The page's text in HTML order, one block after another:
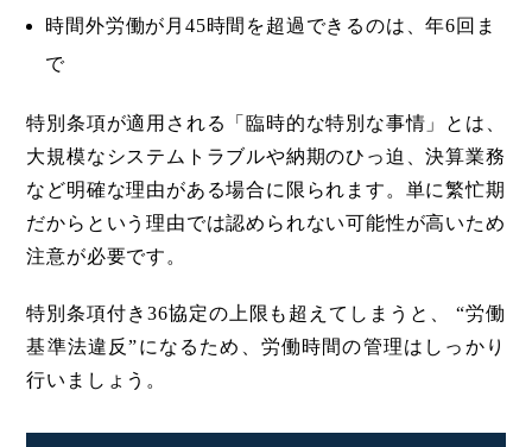
時間外労働が月45時間を超過できるのは、年6回ま
で
特別条項が適用される「臨時的な特別な事情」とは、
大規模なシステムトラブルや納期のひっ迫、決算業務
など明確な理由がある場合に限られます。単に繁忙期
だからという理由では認められない可能性が高いため
注意が必要です。
特別条項付き36協定の上限も超えてしまうと、 “労働
基準法違反”になるため、労働時間の管理はしっかり
行いましょう。